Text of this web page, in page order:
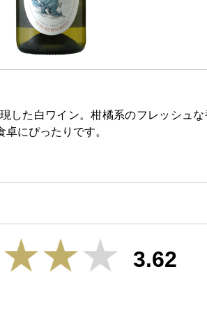
した白ワイン。柑橘系のフレッシュ
にぴったりです。
3.62